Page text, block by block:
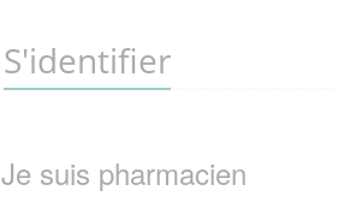
S'identifier
Je suis pharmacien